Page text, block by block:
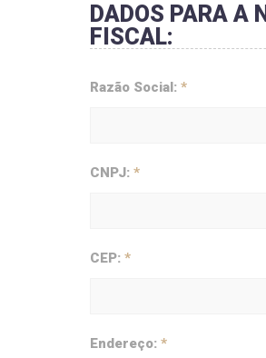
DADOS PARA A
FISCAL:
Razão Social: *
CNPJ: *
CEP: *
Endereço: *